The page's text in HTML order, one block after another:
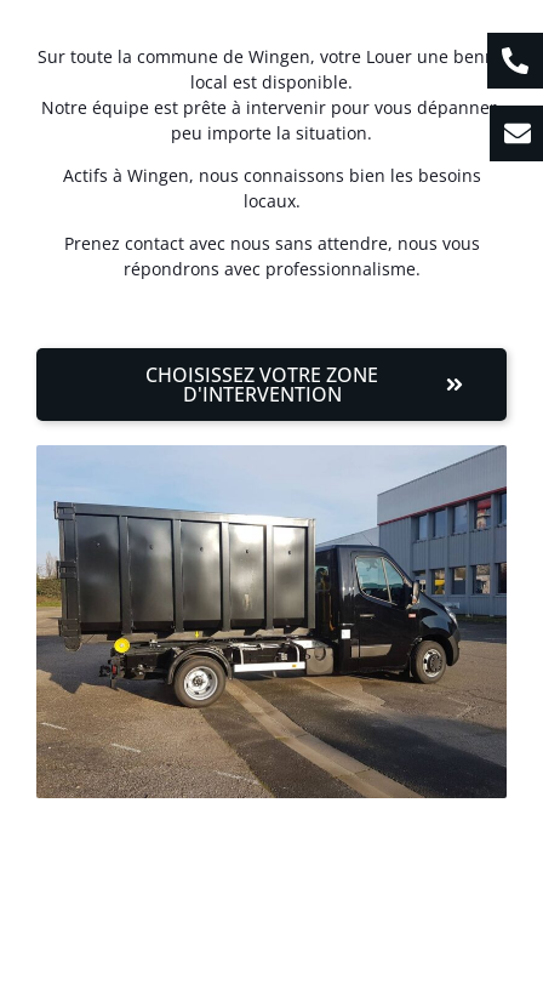
Sur toute la commune de Wingen, votre Louer une benne
local est disponible.
Notre équipe est prête à intervenir pour vous dépanner,
peu importe la situation.
Actifs à Wingen, nous connaissons bien les besoins
locaux.
Prenez contact avec nous sans attendre, nous vous
répondrons avec professionnalisme.
CHOISISSEZ VOTRE ZONE
D'INTERVENTION